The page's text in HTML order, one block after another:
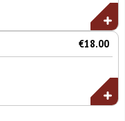
€18.00